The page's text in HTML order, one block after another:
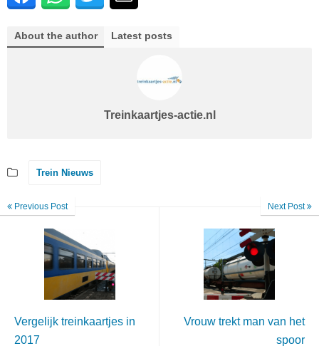
About the author Latest posts
Treinkaartjes-actie.nl
Trein Nieuws
Previous Post
Vergelijk treinkaartjes in
2017
Next Post
Vrouw trekt man van het
spoor